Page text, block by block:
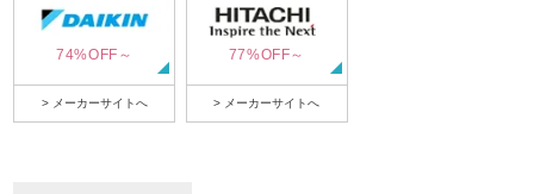
74%OFF～
> メーカーサイトへ
77%OFF～
> メーカーサイトへ